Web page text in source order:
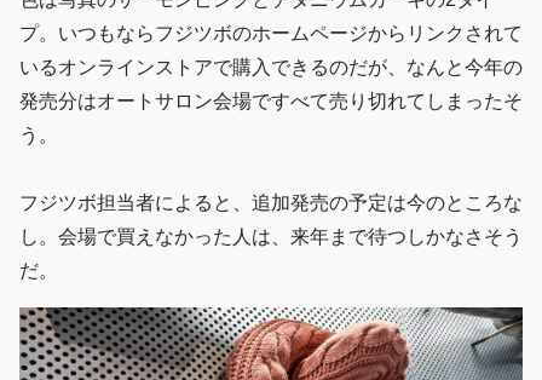
プ。いつもならフジツボのホームページからリンクされて
いるオンラインストアで購入できるのだが、なんと今年の
発売分はオートサロン会場ですべて売り切れてしまったそ
う。
フジツボ担当者によると、追加発売の予定は今のところな
し。会場で買えなかった人は、来年まで待つしかなさそう
だ。